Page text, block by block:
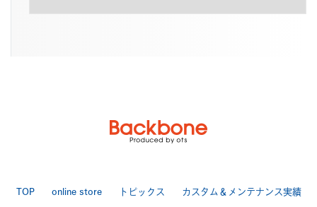
TOP online store トピックス カスタム＆メンテナンス実績